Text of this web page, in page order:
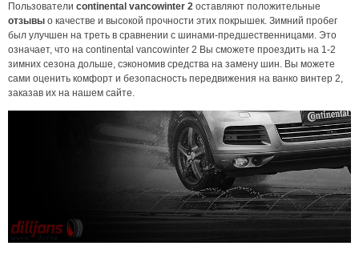
Пользователи continental vancowinter 2 оставляют положительные
отзывы о качестве и высокой прочности этих покрышек. Зимний пробег
был улучшен на треть в сравнении с шинами-предшественницами. Это
означает, что на continental vancowinter 2 Вы сможете проездить на 1-2
зимних сезона дольше, сэкономив средства на замену шин. Вы можете
сами оценить комфорт и безопасность передвижения на ванко винтер 2,
заказав их на нашем сайте.